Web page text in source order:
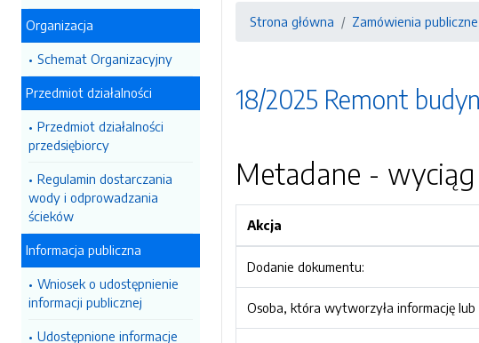
Organizacja
Schemat Organizacyjny
Przedmiot działalności
Przedmiot działalności
przedsiębiorcy
Regulamin dostarczania
wody i odprowadzania
ścieków
Informacja publiczna
Wniosek o udostępnienie
informacji publicznej
Udostępnione informacje
Strona główna Zamówienia publiczne
18/2025 Remont
Metadane -
Akcja
Dodanie dokumentu:
Osoba, która wytworzyła informację